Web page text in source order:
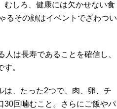
むしろ、健康には欠かせない食
るその顔はイベントでざわつい
は長寿であることを確信し、
。
は、たった2つで、肉、卵、チ
30回噛むこと。さらにご飯やパ